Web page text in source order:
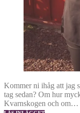
Kommer ni ihåg att jag
tag sedan? Om hur
Kvarnskogen och om…